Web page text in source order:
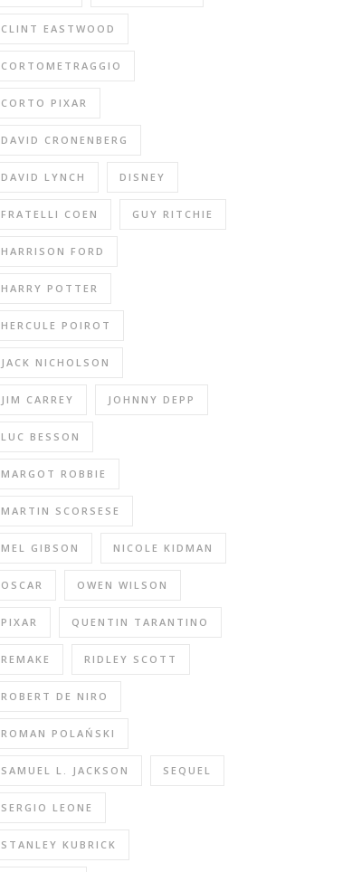
CLINT EASTWOOD
CORTOMETRAGGIO
CORTO PIXAR
DAVID CRONENBERG
DAVID LYNCH DISNEY
FRATELLI COEN GUY RITCHIE
HARRISON FORD
HARRY POTTER
HERCULE POIROT
JACK NICHOLSON
JIM CARREY JOHNNY DEPP
LUC BESSON
MARGOT ROBBIE
MARTIN SCORSESE
MEL GIBSON NICOLE KIDMAN
OSCAR OWEN WILSON
PIXAR QUENTIN TARANTINO
REMAKE RIDLEY SCOTT
ROBERT DE NIRO
ROMAN POLAŃSKI
SAMUEL L. JACKSON SEQUEL
SERGIO LEONE
STANLEY KUBRICK